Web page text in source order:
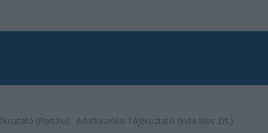
(Port.hu) Adatkezelési Tájékoztató (Inda-labs Zrt.)